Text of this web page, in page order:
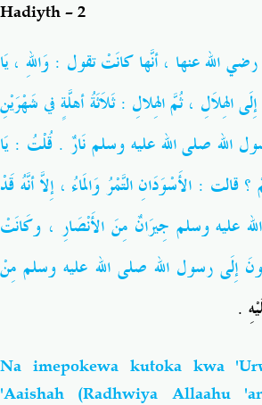
Hadiyth – 2
الله عنها ، أنّها كَانَتْ تقول : وَاللهِ ، يَا
الهِلاَلِ ، ثُمَّ الهِلالِ : ثَلاَثَةُ أهلَّةٍ في شَهْرَيْنِ
الله صلى الله عليه وسلمنَارٌ . قُلْتُ : يَا
: الأَسْوَدَانِ التَّمْرُ وَالمَاءُ ، إِلاَّ أنَّهُ قَدْ
عليه وسلم جِيرَانٌ مِنَ الأَنْصَارِ ، وكَانَتْ
إِلَى رسول الله صلى الله عليه وسلممِنْ
.
Na imepokewa kutoka kwa
'Aaishah (Radhwiya Allaahu